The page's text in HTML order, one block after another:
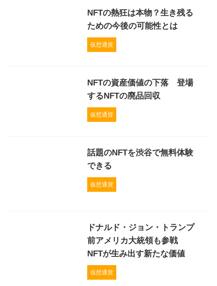
NFTの熱狂は本物？生き残る
ための今後の可能性とは
仮想通貨
NFTの資産価値の下落 登場
するNFTの廃品回収
仮想通貨
話題のNFTを渋谷で無料体験
できる
仮想通貨
ドナルド・ジョン・トランプ
前アメリカ大統領も参戦
NFTが生み出す新たな価値
仮想通貨